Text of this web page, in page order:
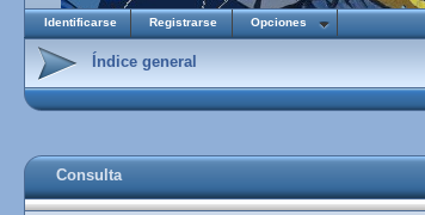
Identificarse Registrarse Opciones
Índice general
Consulta